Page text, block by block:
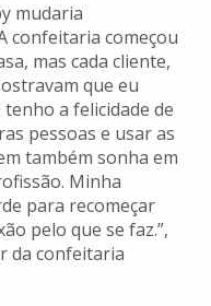
mudaria
confeitaria começou
mas cada cliente,
que eu
a felicidade de
pessoas e usar as
também sonha em
Minha
para recomeçar
pelo que se faz.”,
da confeitaria